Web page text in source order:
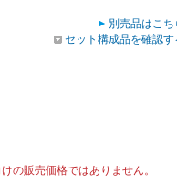
別売品はこち
セット構成品を確認す
の販売価格ではありません。